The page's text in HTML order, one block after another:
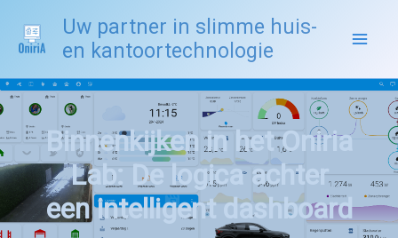
naar
inhoud
Uw partner in slimme huis-
en kantoortechnologie
Binnenkijken in het Oniria
Lab: De logica achter
een intelligent dashboard